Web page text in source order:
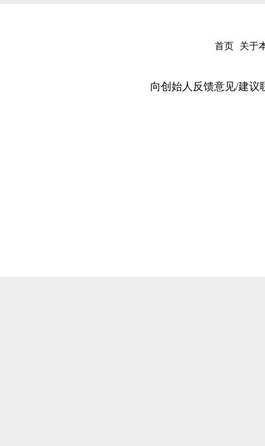
首页 关于
向创始人反馈意见/建议